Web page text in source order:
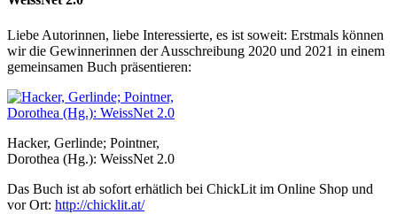
Liebe Autorinnen, liebe Interessierte, es ist soweit: Erstmals können
wir die Gewinnerinnen der Ausschreibung 2020 und 2021 in einem
gemeinsamen Buch präsentieren:
Hacker, Gerlinde; Pointner,
Dorothea (Hg.): WeissNet 2.0
Das Buch ist ab sofort erhätlich bei ChickLit im Online Shop und
vor Ort: http://chicklit.at/